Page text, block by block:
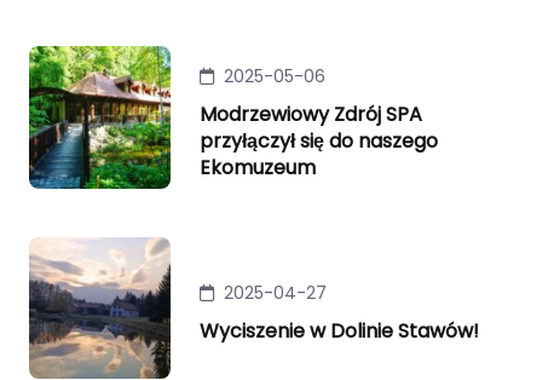
2025-05-06
Modrzewiowy Zdrój SPA
przyłączył się do naszego
Ekomuzeum
2025-04-27
Wyciszenie w Dolinie Stawów!